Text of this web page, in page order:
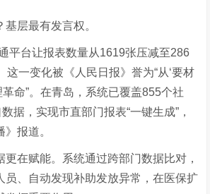
层最有发言权。
平台让报表数量从1619张压减至286
这一变化被《人民日报》誉为“从‘要材
革命”。在青岛，系统已覆盖855个社
据，实现市直部门报表“一键生成” ，
报道。
更在赋能。系统通过跨部门数据比对，
员、自动发现补助发放异常，在医保扩